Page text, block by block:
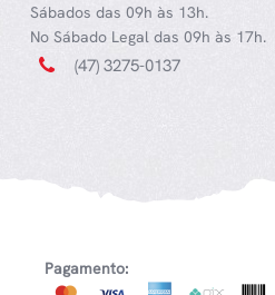
Sábados das 09h às 13h.
No Sábado Legal das 09h às 17h.
(47) 3275-0137
Pagamento: